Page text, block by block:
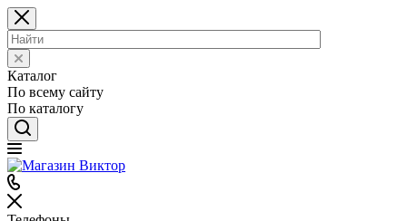
Каталог
По всему сайту
По каталогу